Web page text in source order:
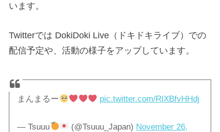
います。
Twitterでは DokiDoki Live（ドキドキライブ）での
配信予定や、活動の様子をアップしています。
まんまるー pic.twitter.com/RlXBfvHHdj
— Tsuuu (@Tsuuu_Japan) November 26,